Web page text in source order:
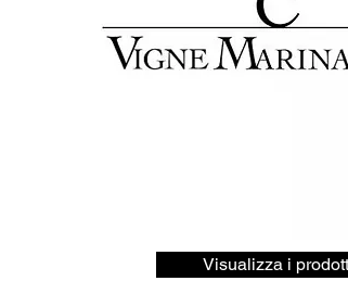
Visualizza i